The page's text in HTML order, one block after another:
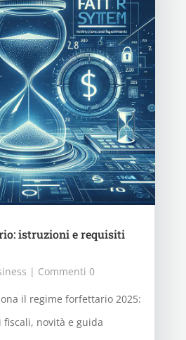
istruzioni e requisiti
| Commenti 0
il regime forfettario 2025:
novità e guida